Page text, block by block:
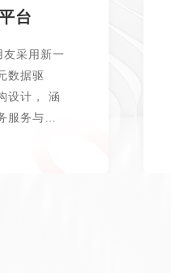
台
友采用新一
数据驱
设计， 涵
服务与数